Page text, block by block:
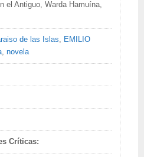
el Antiguo, Warda Hamuína,
de las Islas, EMILIO
,novela
Críticas: